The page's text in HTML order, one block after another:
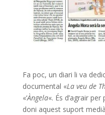
Fa poc, un diari li va
documental «La veu de
«‘Àngela«. És d’agrair
doni aquest suport